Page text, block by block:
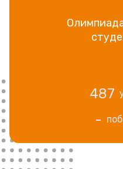
487
-